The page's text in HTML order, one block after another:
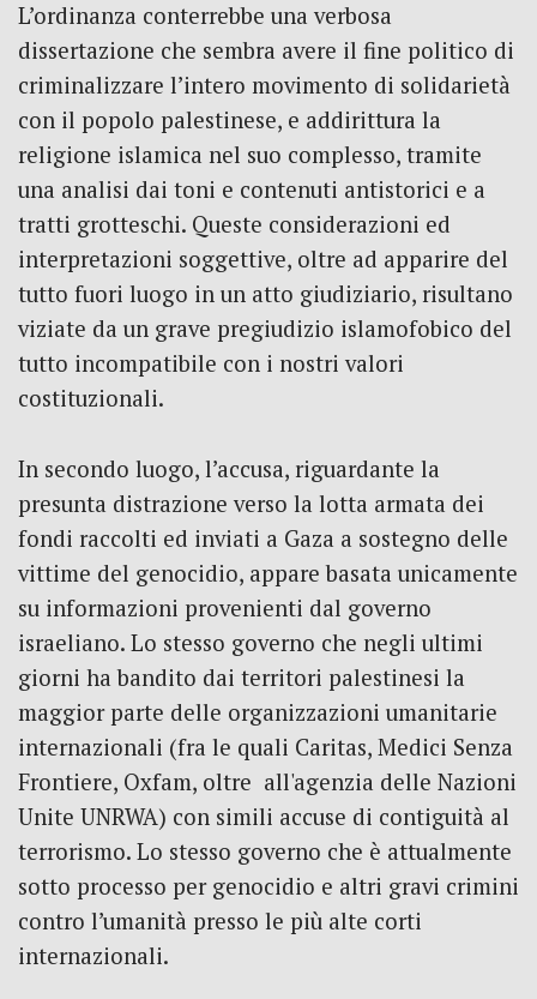
L’ordinanza conterrebbe una verbosa
dissertazione che sembra avere il fine politico di
criminalizzare l’intero movimento di solidarietà
con il popolo palestinese, e addirittura la
religione islamica nel suo complesso, tramite
una analisi dai toni e contenuti antistorici e a
tratti grotteschi. Queste considerazioni ed
interpretazioni soggettive, oltre ad apparire del
tutto fuori luogo in un atto giudiziario, risultano
viziate da un grave pregiudizio islamofobico del
tutto incompatibile con i nostri valori
costituzionali.
In secondo luogo, l’accusa, riguardante la
presunta distrazione verso la lotta armata dei
fondi raccolti ed inviati a Gaza a sostegno delle
vittime del genocidio, appare basata unicamente
su informazioni provenienti dal governo
israeliano. Lo stesso governo che negli ultimi
giorni ha bandito dai territori palestinesi la
maggior parte delle organizzazioni umanitarie
internazionali (fra le quali Caritas, Medici Senza
Frontiere, Oxfam, oltre all'agenzia delle Nazioni
Unite UNRWA) con simili accuse di contiguità al
terrorismo. Lo stesso governo che è attualmente
sotto processo per genocidio e altri gravi crimini
contro l’umanità presso le più alte corti
internazionali.